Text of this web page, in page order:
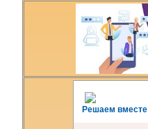
Решаем вместе